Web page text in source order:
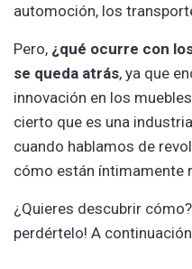
automoción, los
Pero, ¿qué ocurre con
se queda atrás, ya que
innovación en los
cierto que es una
cuando hablamos de
cómo están íntimamente
¿Quieres descubrir
perdértelo! A